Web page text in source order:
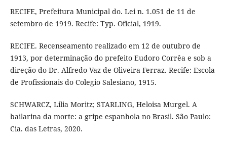
RECIFE, Prefeitura Municipal do. Lei n. 1.051 de 11 de
setembro de 1919. Recife: Typ. Oficial, 1919.
RECIFE. Recenseamento realizado em 12 de outubro de
1913, por determinação do prefeito Eudoro Corrêa e sob a
direção do Dr. Alfredo Vaz de Oliveira Ferraz. Recife: Escola
de Profissionais do Colegio Salesiano, 1915.
SCHWARCZ, Lilia Moritz; STARLING, Heloisa Murgel. A
bailarina da morte: a gripe espanhola no Brasil. São Paulo:
Cia. das Letras, 2020.